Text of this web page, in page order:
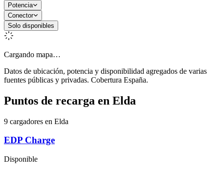
Potencia
Conector
Solo disponibles
Cargando mapa…
Datos de ubicación, potencia y disponibilidad agregados de varias
fuentes públicas y privadas. Cobertura España.
Puntos de recarga en Elda
9 cargadores en Elda
EDP Charge
Disponible